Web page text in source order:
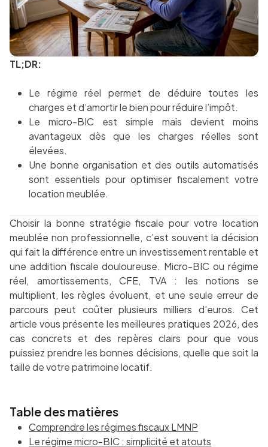
TL;DR:
Le régime réel permet de déduire toutes les
charges et d’amortir le bien pour réduire l’impôt.
Le micro-BIC est simple mais devient moins
avantageux dès que les charges réelles sont
élevées.
Une bonne organisation et des outils automatisés
sont essentiels pour optimiser fiscalement votre
location meublée.
Choisir la bonne stratégie fiscale pour votre location
meublée non professionnelle, c’est souvent la décision
qui fait la différence entre un investissement rentable et
une addition fiscale douloureuse. Micro-BIC ou régime
réel, amortissements, CFE, TVA : les notions se
multiplient, les règles évoluent, et une seule erreur de
parcours peut coûter plusieurs milliers d’euros. Cet
article vous présente les meilleures pratiques 2026, des
cas concrets et des repères clairs pour que vous
puissiez prendre les bonnes décisions, quelle que soit la
taille de votre patrimoine locatif.
Table des matières
Comprendre les régimes fiscaux LMNP
Le régime micro-BIC : simplicité et atouts